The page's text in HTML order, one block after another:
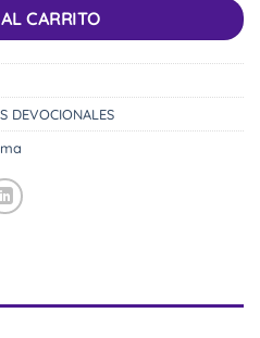
CARRITO
DEVOCIONALES